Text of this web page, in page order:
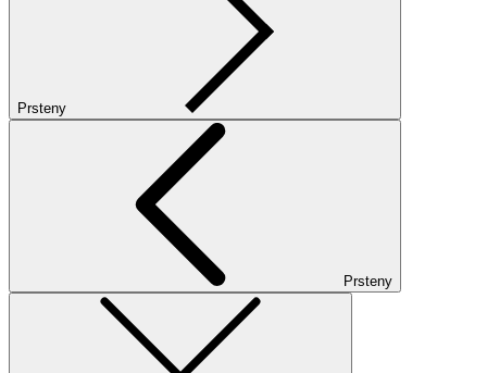
Prsteny
Prsteny